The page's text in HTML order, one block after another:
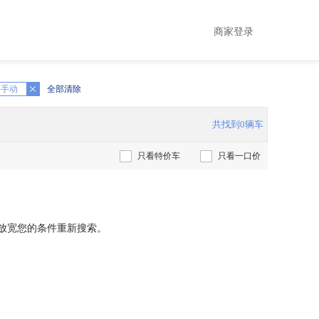
商家登录
手动 全部清除
共找到0辆车
只看特价车 只看一口价
您的条件重新搜索。